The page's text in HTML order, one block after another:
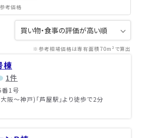
考価格
※参考相場価格は専有面積70m²で算出
棟
1件
番1号
阪～神戸)「芦屋駅」より徒歩で2分